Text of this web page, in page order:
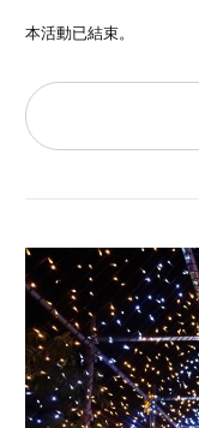
本活動已結束。